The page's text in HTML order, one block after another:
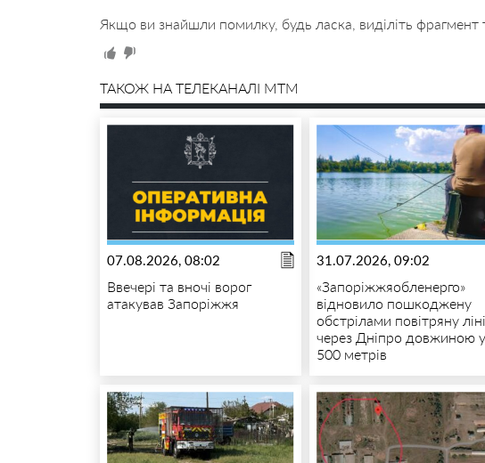
Якщо ви знайшли помилку, будь ласка, виділіть фрагмент
ТАКОЖ НА ТЕЛЕКАНАЛІ MTM
07.08.2026, 08:02
Ввечері та вночі ворог
атакував Запоріжжя
31.07.2026, 09:02
«Запоріжжяобленерго»
відновило пошкоджену
обстрілами повітряну
через Дніпро довжиною у
500 метрів